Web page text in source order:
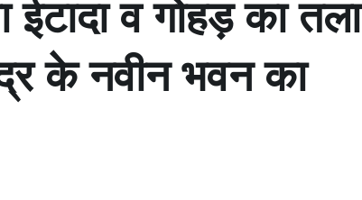
व गोहड़ का तला
के नवीन भवन का